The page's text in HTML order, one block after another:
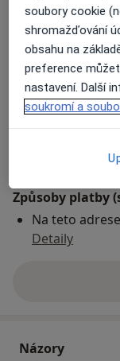
Odborný
Rybova 5,
Co mám v
Způsoby platby
Na teto
Detaily
Názory
soubory cookie
shromažďování
obsahu na
preference
nastavení. Další
soukromí a